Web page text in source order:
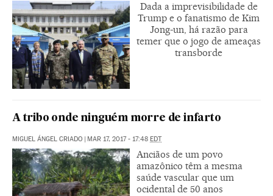
Dada a imprevisibilidade de
Trump e o fanatismo de Kim
Jong-un, há razão para
temer que o jogo de ameaças
transborde
A tribo onde ninguém morre de infarto
MIGUEL ÁNGEL CRIADO MAR 17, 2017 - 17:48 EDT
Anciãos de um povo
amazônico têm a mesma
saúde vascular que um
ocidental de 50 anos